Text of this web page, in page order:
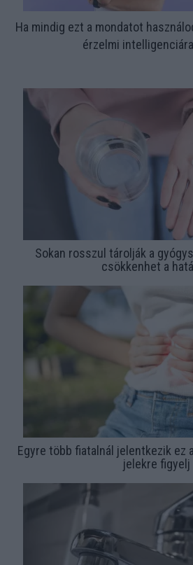
Ha mindig ezt a mondatot
érzelmi
Sokan rosszul tárolják a
csökkenhet a
Egyre több fiatalnál jelentkezik ez
jelekre figyelj